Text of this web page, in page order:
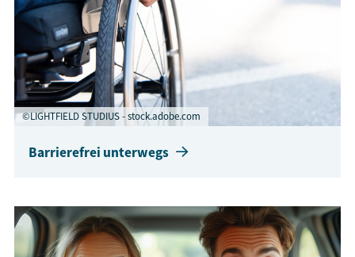
©LIGHTFIELD STUDIUS - stock.adobe.com
Barrierefrei unterwegs